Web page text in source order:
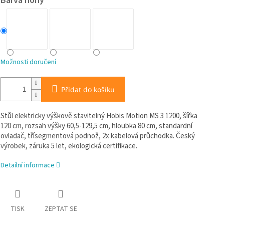
Možnosti doručení
Přidat do košíku
Stůl elektricky výškově stavitelný Hobis Motion MS 3 1200, šířka
120 cm, rozsah výšky 60,5-129,5 cm, hloubka 80 cm, standardní
ovladač, třísegmentová podnož, 2x kabelová průchodka. Český
výrobek, záruka 5 let, ekologická certifikace.
Detailní informace
TISK ZEPTAT SE